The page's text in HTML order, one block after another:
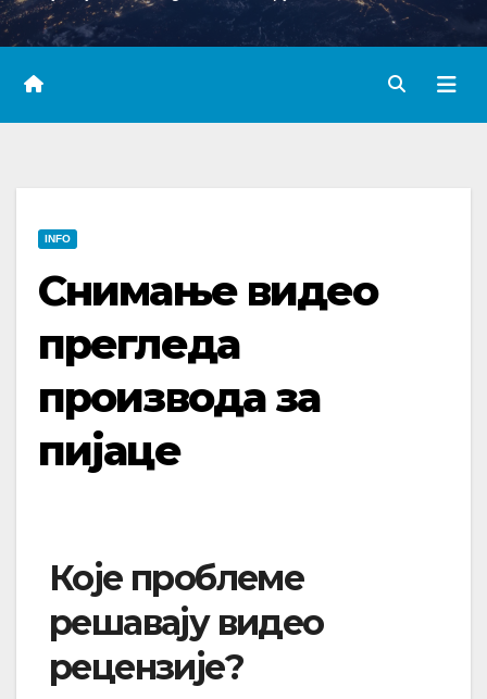
INFO
Снимање видео
прегледа
производа за
пијаце
Које проблеме
решавају видео
рецензије?